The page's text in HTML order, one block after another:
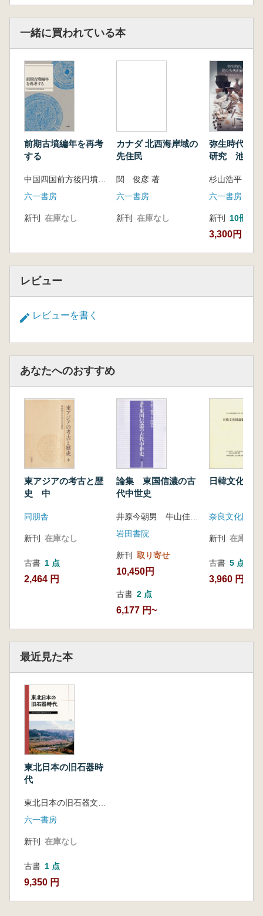
1.東北日本における後期旧石器時代編年 ―課
題と展望―…… 沢田 敦
2.長者久保遺跡と大平山元Ⅰ遺跡における放
射性炭素年代の研究史的意義…… 川口 潤
3.岩手県における旧石器時代から縄文時代草
創期に相当する石器群の変遷と分布…… 村
木 敬
4.福島県浜通り地方の旧石器時代研究の現状
と課題
―大谷上ノ原遺跡と荻原遺跡の石器群を
中心に―…… 門脇秀典
5.新潟県樽口遺跡出土石器群の再検討……
立木宏明・吉井雅勇・沢田 敦
1.旧石器研究における「かたち」の理解 ―タ
イポロジーから「状況」の理解へ―…… 鈴
―…… 大場正善
3.有舌尖頭器の起源 ―ピリカ型の提唱
4.尻労安部洞窟出土台形石器の所属年代につ
5.米ヶ森型ナイフ形石器再考 ―いわゆる杉久
保型と東山型のはざまで―…… 石川恵美子
6.頁岩製石刃の製作遺跡と消費遺跡に関する
形態学的研究―山形県域の遺跡間比較から
―…… 熊谷亮介
第4章 前期と後期の境界
1.前期旧石器研究と東北日本…… 小野章太
2.上屋地遺跡B地点出土石器群の石器技術学
的再検討…… 会田容弘
3. 東北日本における旧石器時代前期から後期
へ移行する石器群…… 柳田俊雄
4.米ヶ森型台形石器と台形剥片 ―秋田市下堤
G遺跡の分析から―…… 神田和彦
5.東北地方における後期旧石器時代前半期石
―福島県笹山原No.16遺跡出土の基部加
工石器を中心に―…… 洪 惠媛
第5章 資源としての石材
1.珪質頁岩原産地における石器を含む砂礫
2.山形県内から出土した旧石器時代から縄文
時代草創期の
義…… 渋谷孝雄・佐々木繁喜
3.中部地方北部における後期旧石器時代の石
材利用―黒曜石の動態に関する検討―…… 加
藤 学
4.福井洞穴出土安山岩製石器の技術的検討
―第3次発掘調査における層位的出土事
例をもとに―…… 梅川隆寛
第6章 痕跡学とその応用
の事例を中心に―…… 鹿又喜隆
2.九州地方の後期旧石器時代使用痕研
究…… 寒川朋枝
核石器群のめのう製石器を対象として―……
鈴木宏行
一緒に買われている本
前期古墳編年を再考
する
六一書房
新刊 在庫なし
カナダ 北西海岸域の
先住民
関 俊彦 著
六一書房
新刊 在庫なし
弥生時代食
研究 池子遺
杉山浩平 編
六一書房
新刊 10冊以上
3,300円
レビュー
レビューを書く
あなたへのおすすめ
東アジアの考古と歴
史 中
同朋舎
新刊 在庫なし
古書 1 点
2,464 円
論集 東国信濃の古
代中世史
岩田書院
新刊 取り寄せ
10,450円
古書 2 点
6,177 円~
日韓文化財
新刊 在庫なし
古書 5 点
3,960 円~
最近見た本
東北日本の旧石器時
代
六一書房
新刊 在庫なし
古書 1 点
9,350 円